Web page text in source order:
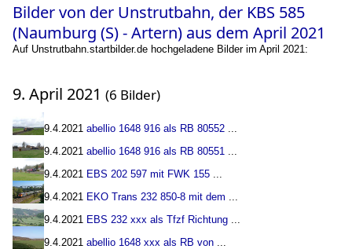
Bilder von der Unstrutbahn, der KBS 585
(Naumburg (S) - Artern) aus dem April 2021
Auf Unstrutbahn.startbilder.de hochgeladene Bilder im April 2021:
9. April 2021 (6 Bilder)
9.4.2021 abellio 1648 916 als RB 80552 ...
9.4.2021 abellio 1648 916 als RB 80551 ...
9.4.2021 EBS 202 597 mit FWK 155 ...
9.4.2021 EKO Trans 232 850-8 mit dem ...
9.4.2021 EBS 232 xxx als Tfzf Richtung ...
9.4.2021 abellio 1648 xxx als RB von ...